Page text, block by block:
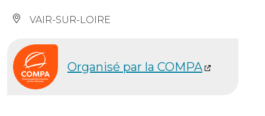
VAIR-SUR-LOIRE
Organisé par la COMPA